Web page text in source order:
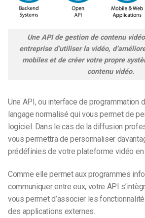
Une API de gestion de contenu
entreprise d’utiliser la vidéo,
mobiles et de créer votre propre
contenu vidéo.
Une API, ou interface de programmation
langage normalisé qui vous permet de
logiciel. Dans le cas de la diffusion
vous permettra de personnaliser
prédéfinies de votre plateforme vidéo en
Comme elle permet aux programmes
communiquer entre eux, votre API
vous permet d’associer les
des applications externes.